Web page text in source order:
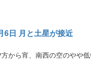
6日 月と土星が接近
から宵、南西の空のやや